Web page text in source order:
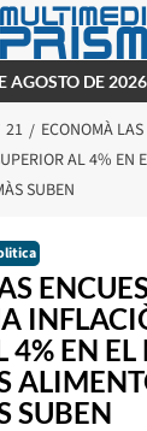
AGOSTO DE
21
ECONOMÀ
AL 4% EN
SUBEN
4% EN EL
SUBEN